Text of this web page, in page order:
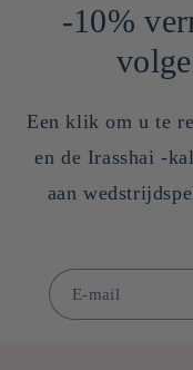
-10%
Een klik om u te
en de Irasshai -
aan
E‑mail